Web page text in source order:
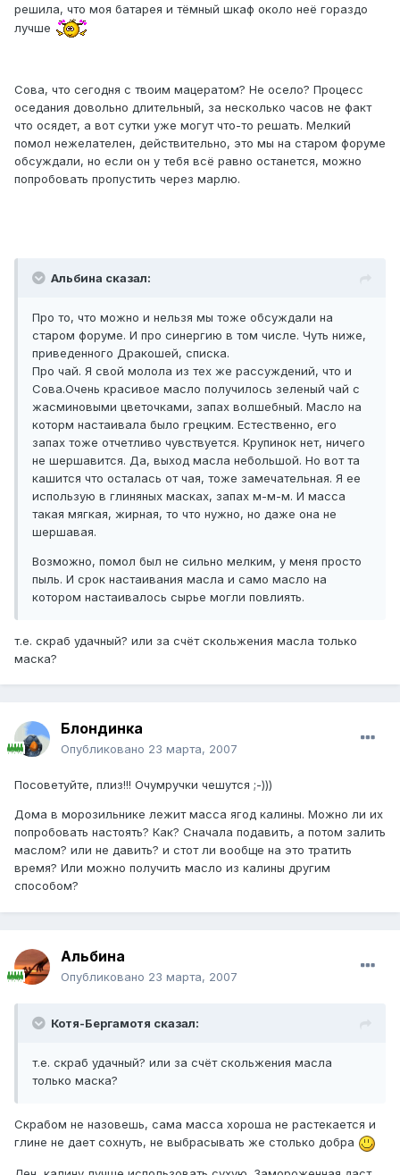
решила, что моя батарея и тёмный шкаф около неё гораздо
лучше
Сова, что сегодня с твоим мацератом? Не осело? Процесс
оседания довольно длительный, за несколько часов не факт
что осядет, а вот сутки уже могут что-то решать. Мелкий
помол нежелателен, действительно, это мы на старом форуме
обсуждали, но если он у тебя всё равно останется, можно
попробовать пропустить через марлю.
Альбина сказал:
Про то, что можно и нельзя мы тоже обсуждали на
старом форуме. И про синергию в том числе. Чуть ниже,
приведенного Дракошей, списка.
Про чай. Я свой молола из тех же рассуждений, что и
Сова.Очень красивое масло получилось зеленый чай с
жасминовыми цветочками, запах волшебный. Масло на
которм настаивала было грецким. Естественно, его
запах тоже отчетливо чувствуется. Крупинок нет, ничего
не шершавится. Да, выход масла небольшой. Но вот та
кашится что осталась от чая, тоже замечательная. Я ее
использую в глиняных масках, запах м-м-м. И масса
такая мягкая, жирная, то что нужно, но даже она не
шершавая.
Возможно, помол был не сильно мелким, у меня просто
пыль. И срок настаивания масла и само масло на
котором настаивалось сырье могли повлиять.
т.е. скраб удачный? или за счёт скольжения масла только
маска?
Блондинка
Опубликовано 23 марта, 2007
Посоветуйте, плиз!!! Очумручки чешутся ;-)))
Дома в морозильнике лежит масса ягод калины. Можно ли их
попробовать настоять? Как? Сначала подавить, а потом залить
маслом? или не давить? и стот ли вообще на это тратить
время? Или можно получить масло из калины другим
способом?
Альбина
Опубликовано 23 марта, 2007
Котя-Бергамотя сказал:
т.е. скраб удачный? или за счёт скольжения масла
только маска?
Скрабом не назовешь, сама масса хороша не растекается и
глине не дает сохнуть, не выбрасывать же столько добра